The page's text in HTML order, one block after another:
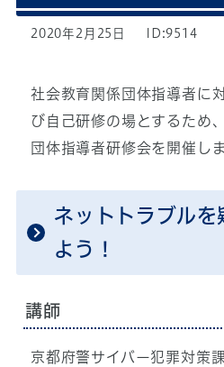
2020年2月25日 ID:9514
社会教育関係団体指導者に
び自己研修の場とするため
団体指導者研修会を開催し
ネットトラブルを
よう！
講師
京都府警サイバー犯罪対策